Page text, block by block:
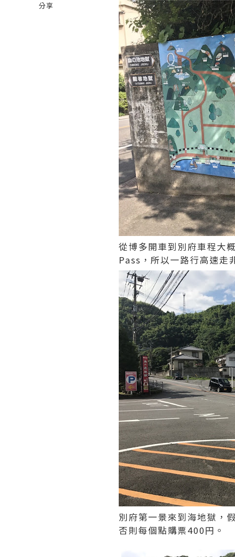
分享
從博多開車到別府車程大
Pass，所以一路行高速走
別府第一景來到海地獄，
否則每個點購票400円。